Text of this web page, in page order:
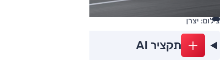
צילום: יצרן
תקציר AI